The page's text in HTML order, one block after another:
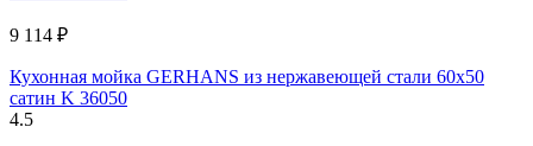
9 114 ₽
Кухонная мойка GERHANS из нержавеющей стали 60x50
сатин K 36050
4.5